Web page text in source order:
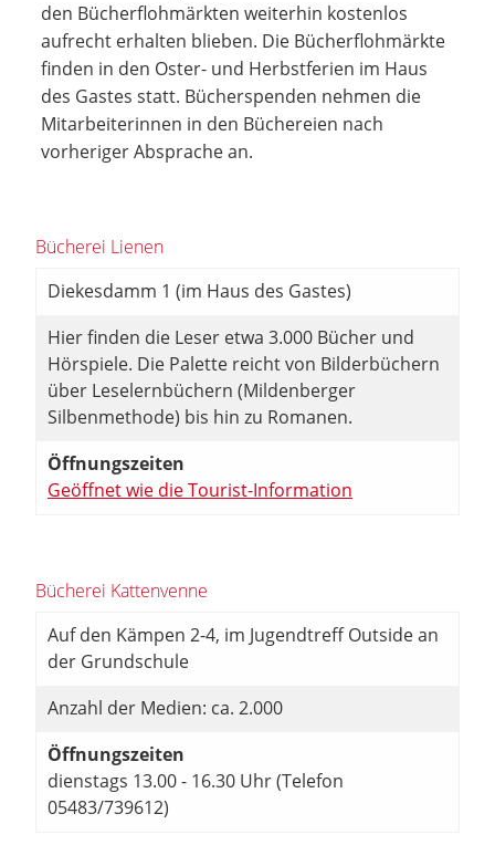
den Bücherflohmärkten weiterhin kostenlos
aufrecht erhalten blieben. Die Bücherflohmärkte
finden in den Oster- und Herbstferien im Haus
des Gastes statt. Bücherspenden nehmen die
Mitarbeiterinnen in den Büchereien nach
vorheriger Absprache an.
Bücherei Lienen
Diekesdamm 1 (im Haus des Gastes)
Hier finden die Leser etwa 3.000 Bücher und
Hörspiele. Die Palette reicht von Bilderbüchern
über Leselernbüchern (Mildenberger
Silbenmethode) bis hin zu Romanen.
Öffnungszeiten
Geöffnet wie die Tourist-Information
Bücherei Kattenvenne
Auf den Kämpen 2-4, im Jugendtreff Outside an
der Grundschule
Anzahl der Medien: ca. 2.000
Öffnungszeiten
dienstags 13.00 - 16.30 Uhr (Telefon
05483/739612)